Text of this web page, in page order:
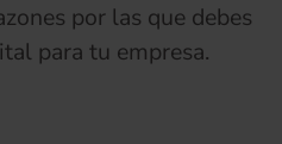
por las que debes
para tu empresa.